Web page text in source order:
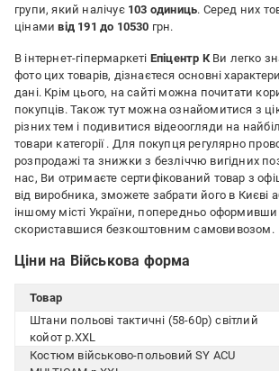
групи, який налічує 103 одиниць. Серед них
цінамивід 191 до 10530 грн.
В інтернет-гіпермаркеті Епіцентр КВи легко
фото цих товарів, дізнаєтеся основні
дані. Крім цього, на сайті можна почитати
покупців. Також тут можна ознайомитися з
різних тем і подивитися відеоогляди на
товари категорії . Для покупця регулярно
розпродажі та знижки з безліччю вигідних
нас, Ви отримаєте сертифікований товар з
від виробника, зможете забрати його в Києві
іншому місті України, попередньо оформивши
скориставшися безкоштовним самовивозом.
Ціни на Військова форма
Товар
Штани польові тактичні (58-60р) світлий
койот р.XXL
Костюм військово-польовий SY ACU